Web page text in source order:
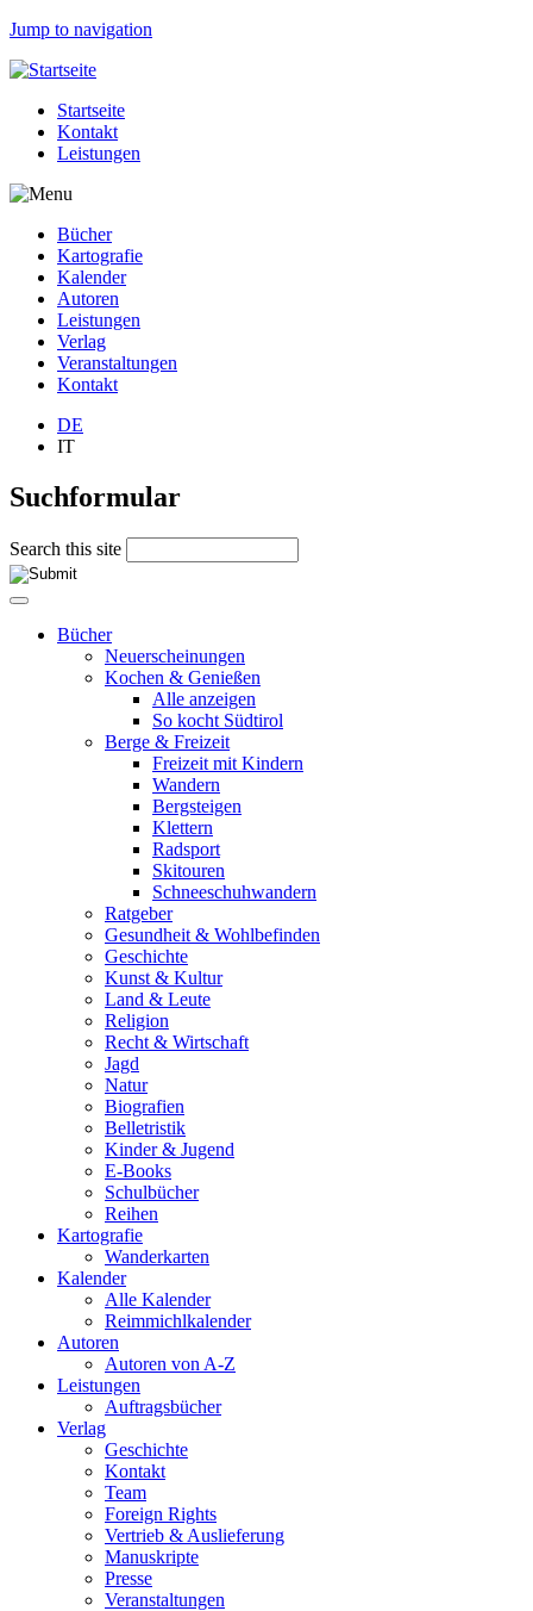
Jump to navigation
Startseite
Kontakt
Leistungen
Bücher
Kartografie
Kalender
Autoren
Leistungen
Verlag
Veranstaltungen
Kontakt
DE
IT
Suchformular
Search this site
Bücher
Neuerscheinungen
Kochen & Genießen
Alle anzeigen
So kocht Südtirol
Berge & Freizeit
Freizeit mit Kindern
Wandern
Bergsteigen
Klettern
Radsport
Skitouren
Schneeschuhwandern
Ratgeber
Gesundheit & Wohlbefinden
Geschichte
Kunst & Kultur
Land & Leute
Religion
Recht & Wirtschaft
Jagd
Natur
Biografien
Belletristik
Kinder & Jugend
E-Books
Schulbücher
Reihen
Kartografie
Wanderkarten
Kalender
Alle Kalender
Reimmichlkalender
Autoren
Autoren von A-Z
Leistungen
Auftragsbücher
Verlag
Geschichte
Kontakt
Team
Foreign Rights
Vertrieb & Auslieferung
Manuskripte
Presse
Veranstaltungen